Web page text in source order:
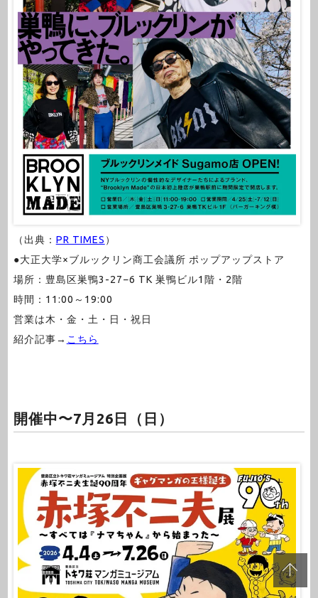
（出典： PR TIMES ）
●大正大学×ブルックリン商工会議所 ポップアップストア
場所：豊島区巣鴨3-27−6 TK 巣鴨ビル1階・2階
時間：11:00～19:00
営業は木・金・土・日・祝日
紹介記事→ こちら
開催中〜7月26日（日）